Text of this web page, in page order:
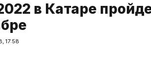
в Катаре
17:58